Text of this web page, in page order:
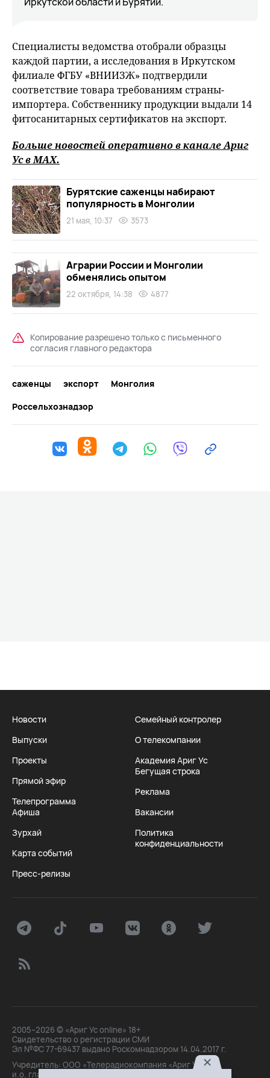
Специалисты ведомства отобрали образцы
каждой партии, а исследования в Иркутском
филиале ФГБУ «ВНИИЗЖ» подтвердили
соответствие товара требованиям страны-
импортера. Собственнику продукции выдали 14
фитосанитарных сертификатов на экспорт.
Больше новостей оперативно в канале Ариг
Ус вMAХ.
Бурятские саженцы набирают
популярность в Монголии
21 мая, 10:37 3573
Аграрии России и Монголии
обменялись опытом
22 октября, 14:38 4877
Копирование разрешено только с письменного
согласия главного редактора
саженцы экспорт
Монголия
Россельхознадзор
Новости
Выпуски
Проекты
Прямой эфир
Телепрограмма
Афиша
Зурхай
Карта событий
Пресс-релизы
Семейный контролер
О телекомпании
Академия Ариг Ус
Бегущая строка
Реклама
Вакансии
Политика
конфиденциальности
2005–2026 © «Ариг Ус online» 18+
Свидетельство о регистрации СМИ
Эл №ФС 77-69437 выдано Роскомнадзором 14.04.2017 г.
Учредитель: ООО «Телерадиокомпания «Ариг Ус»,
и.о. главного редактора: Маханова О.Б.